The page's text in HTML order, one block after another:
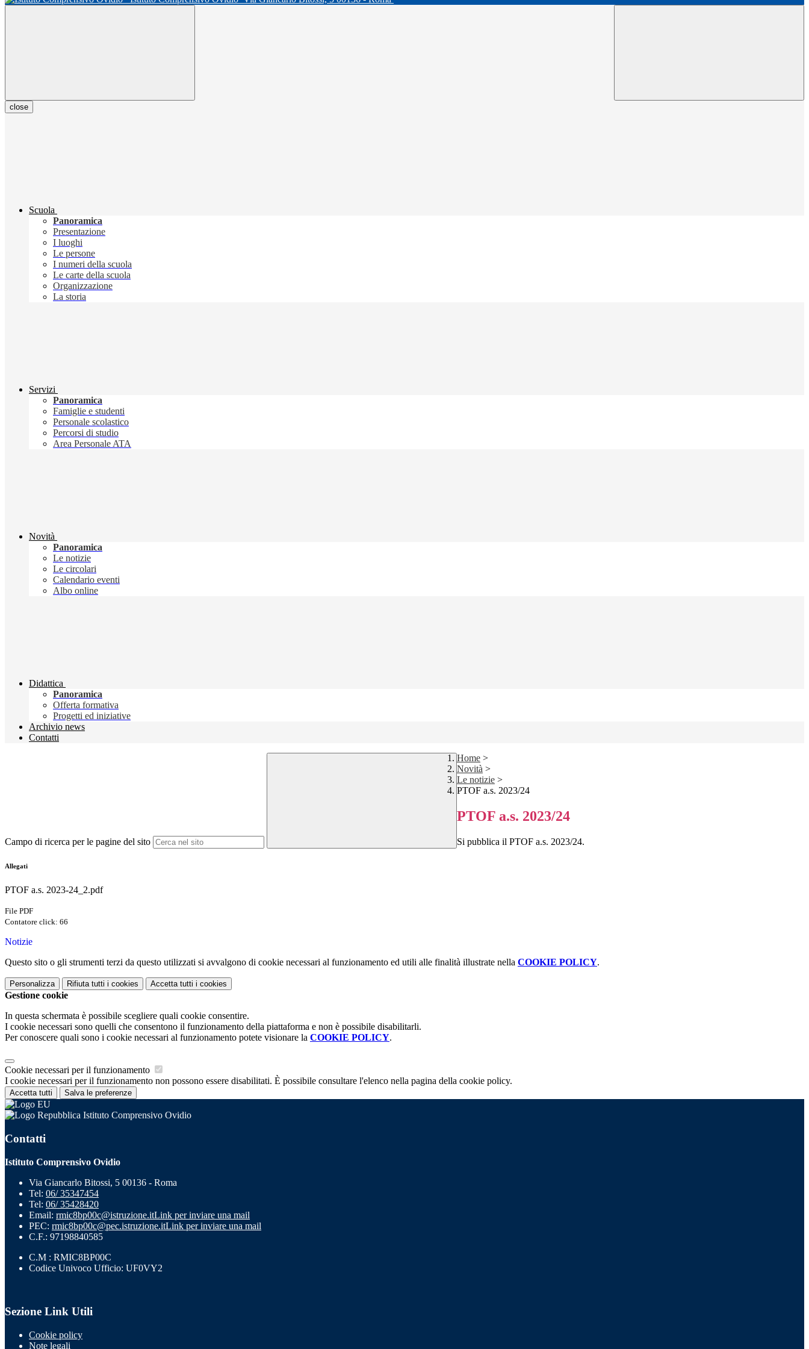
close
Scuola
Panoramica
Presentazione
I luoghi
Le persone
I numeri della scuola
Le carte della scuola
Organizzazione
La storia
Servizi
Panoramica
Famiglie e studenti
Personale scolastico
Percorsi di studio
Area Personale ATA
Novità
Panoramica
Le notizie
Le circolari
Calendario eventi
Albo online
Didattica
Panoramica
Offerta formativa
Progetti ed iniziative
Archivio news
Contatti
Campo di ricerca per le pagine del sito
Home >
Novità >
Le notizie >
PTOF a.s. 2023/24
PTOF a.s. 2023/24
Si pubblica il PTOF a.s. 2023/24.
Allegati
PTOF a.s. 2023-24_2.pdf
File PDF
Contatore click: 66
Notizie
Questo sito o gli strumenti terzi da questo utilizzati si avvalgono di cookie necessari al funzionamento ed utili alle finalità illustrate nella COOKIE POLICY.
Personalizza Rifiuta tutti i cookies Accetta tutti i cookies
Gestione cookie
In questa schermata è possibile scegliere quali cookie consentire.
I cookie necessari sono quelli che consentono il funzionamento della piattaforma e non è possibile disabilitarli.
Per conoscere quali sono i cookie necessari al funzionamento potete visionare la COOKIE POLICY.
Cookie necessari per il funzionamento
I cookie necessari per il funzionamento non possono essere disabilitati. È possibile consultare l'elenco nella pagina della cookie policy.
Accetta tutti Salva le preferenze
Istituto Comprensivo Ovidio
Contatti
Istituto Comprensivo Ovidio
Via Giancarlo Bitossi, 5 00136 - Roma
Tel: 06/ 35347454
Tel: 06/ 35428420
Email: rmic8bp00c@istruzione.itLink per inviare una mail
PEC: rmic8bp00c@pec.istruzione.itLink per inviare una mail
C.F.: 97198840585
C.M : RMIC8BP00C
Codice Univoco Ufficio: UF0VY2
Sezione Link Utili
Cookie policy
Note legali